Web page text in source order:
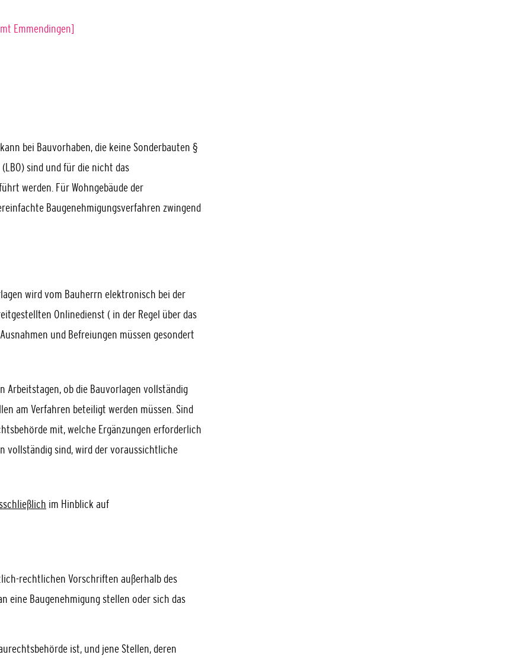
Emmendingen]
bei Bauvorhaben, die keine Sonderbauten §
sind und für die nicht das
werden. Für Wohngebäude der
Baugenehmigungsverfahren zwingend
wird vom Bauherrn elektronisch bei der
Onlinedienst ( in der Regel über das
und Befreiungen müssen gesondert
Arbeitstagen, ob die Bauvorlagen vollständig
am Verfahren beteiligt werden müssen. Sind
mit, welche Ergänzungen erforderlich
vollständig sind, wird der voraussichtliche
im Hinblick auf
rechtlichen Vorschriften außerhalb des
eine Baugenehmigung stellen oder sich das
ist, und jene Stellen, deren